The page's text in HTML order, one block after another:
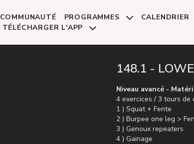
COMMUNAUTÉ PROGRAMMES
CALENDRIER
TÉLÉCHARGER L'APP
148.1 -
Niveau avancé -
4 exercices / 3 tours de
1 ) Squat + Fente
2 ) Burpee one leg >
3 ) Genoux repeaters
4 ) Gainage